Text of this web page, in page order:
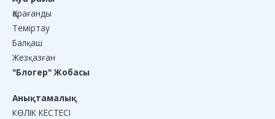
Қарағанды
Теміртау
Балқаш
Жезқазған
"Блогер" Жобасы
Анықтамалық
КӨЛІК КЕСТЕСІ